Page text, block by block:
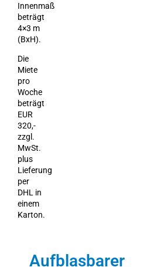
Innenmaß
beträgt
4×3 m
(BxH).
Die
Miete
pro
Woche
beträgt
EUR
320,-
zzgl.
MwSt.
plus
Lieferung
per
DHL in
einem
Karton.
Aufblasbarer